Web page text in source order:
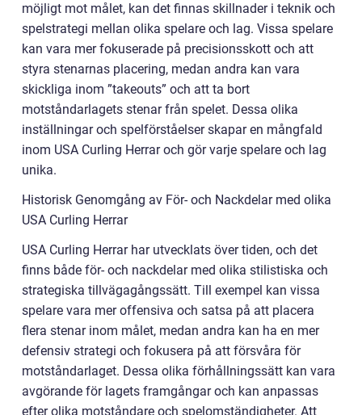
möjligt mot målet, kan det finnas skillnader i teknik och
spelstrategi mellan olika spelare och lag. Vissa spelare
kan vara mer fokuserade på precisionsskott och att
styra stenarnas placering, medan andra kan vara
skickliga inom ”takeouts” och att ta bort
motståndarlagets stenar från spelet. Dessa olika
inställningar och spelförståelser skapar en mångfald
inom USA Curling Herrar och gör varje spelare och lag
unika.
Historisk Genomgång av För- och Nackdelar med olika
USA Curling Herrar
USA Curling Herrar har utvecklats över tiden, och det
finns både för- och nackdelar med olika stilistiska och
strategiska tillvägagångssätt. Till exempel kan vissa
spelare vara mer offensiva och satsa på att placera
flera stenar inom målet, medan andra kan ha en mer
defensiv strategi och fokusera på att försvåra för
motståndarlaget. Dessa olika förhållningssätt kan vara
avgörande för lagets framgångar och kan anpassas
efter olika motståndare och spelomständigheter. Att